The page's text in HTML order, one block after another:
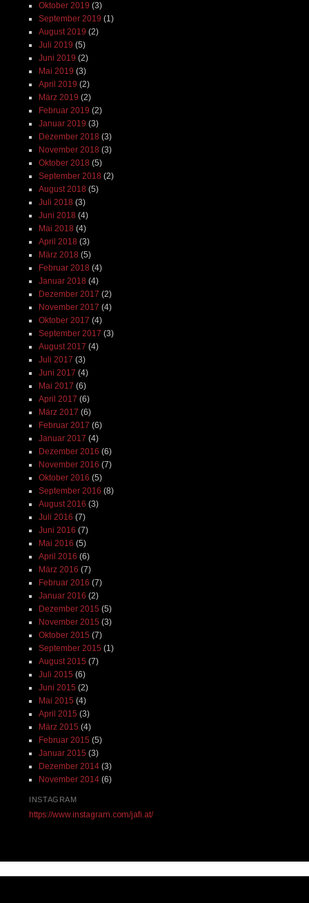
Oktober 2019 (3)
September 2019 (1)
August 2019 (2)
Juli 2019 (5)
Juni 2019 (2)
Mai 2019 (3)
April 2019 (2)
März 2019 (2)
Februar 2019 (2)
Januar 2019 (3)
Dezember 2018 (3)
November 2018 (3)
Oktober 2018 (5)
September 2018 (2)
August 2018 (5)
Juli 2018 (3)
Juni 2018 (4)
Mai 2018 (4)
April 2018 (3)
März 2018 (5)
Februar 2018 (4)
Januar 2018 (4)
Dezember 2017 (2)
November 2017 (4)
Oktober 2017 (4)
September 2017 (3)
August 2017 (4)
Juli 2017 (3)
Juni 2017 (4)
Mai 2017 (6)
April 2017 (6)
März 2017 (6)
Februar 2017 (6)
Januar 2017 (4)
Dezember 2016 (6)
November 2016 (7)
Oktober 2016 (5)
September 2016 (8)
August 2016 (3)
Juli 2016 (7)
Juni 2016 (7)
Mai 2016 (5)
April 2016 (6)
März 2016 (7)
Februar 2016 (7)
Januar 2016 (2)
Dezember 2015 (5)
November 2015 (3)
Oktober 2015 (7)
September 2015 (1)
August 2015 (7)
Juli 2015 (6)
Juni 2015 (2)
Mai 2015 (4)
April 2015 (3)
März 2015 (4)
Februar 2015 (5)
Januar 2015 (3)
Dezember 2014(3)
November 2014(6)
INSTAGRAM
https://www.instagram.com/jafi.at/